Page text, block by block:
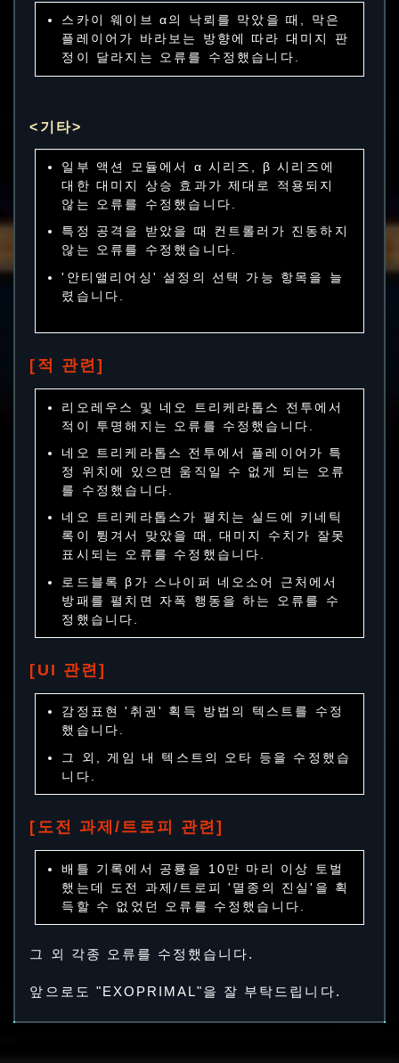
스카이 웨이브 α의 낙뢰를 막았을 때, 막은
플레이어가 바라보는 방향에 따라 대미지 판
정이 달라지는 오류를 수정했습니다.
<기타>
일부 액션 모듈에서 α 시리즈, β 시리즈에
대한 대미지 상승 효과가 제대로 적용되지
않는 오류를 수정했습니다.
특정 공격을 받았을 때 컨트롤러가 진동하지
않는 오류를 수정했습니다.
'안티앨리어싱' 설정의 선택 가능 항목을 늘
렸습니다.
[적 관련]
리오레우스 및 네오 트리케라톱스 전투에서
적이 투명해지는 오류를 수정했습니다.
네오 트리케라톱스 전투에서 플레이어가 특
정 위치에 있으면 움직일 수 없게 되는 오류
를 수정했습니다.
네오 트리케라톱스가 펼치는 실드에 키네틱
록이 튕겨서 맞았을 때, 대미지 수치가 잘못
표시되는 오류를 수정했습니다.
로드블록 β가 스나이퍼 네오소어 근처에서
방패를 펼치면 자폭 행동을 하는 오류를 수
정했습니다.
[UI 관련]
감정표현 '취권' 획득 방법의 텍스트를 수정
했습니다.
그 외, 게임 내 텍스트의 오타 등을 수정했습
니다.
[도전 과제/트로피 관련]
배틀 기록에서 공룡을 10만 마리 이상 토벌
했는데 도전 과제/트로피 '멸종의 진실'을 획
득할 수 없었던 오류를 수정했습니다.
그 외 각종 오류를 수정했습니다.
앞으로도 "EXOPRIMAL"을 잘 부탁드립니다.